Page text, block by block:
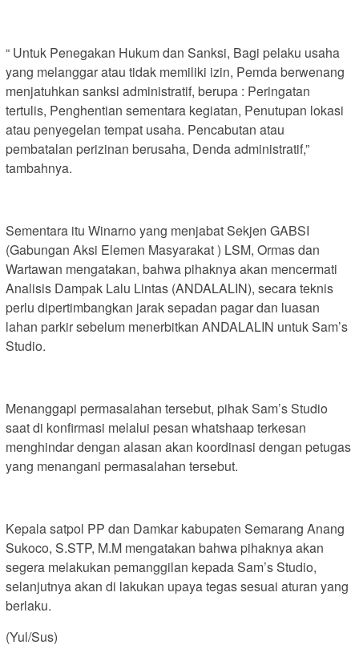
“ Untuk Penegakan Hukum dan Sanksi, Bagi pelaku usaha
yang melanggar atau tidak memiliki izin, Pemda berwenang
menjatuhkan sanksi administratif, berupa : Peringatan
tertulis, Penghentian sementara kegiatan, Penutupan lokasi
atau penyegelan tempat usaha. Pencabutan atau
pembatalan perizinan berusaha, Denda administratif,”
tambahnya.
Sementara itu Winarno yang menjabat Sekjen GABSI
(Gabungan Aksi Elemen Masyarakat ) LSM, Ormas dan
Wartawan mengatakan, bahwa pihaknya akan mencermati
Analisis Dampak Lalu Lintas (ANDALALIN), secara teknis
perlu dipertimbangkan jarak sepadan pagar dan luasan
lahan parkir sebelum menerbitkan ANDALALIN untuk Sam’s
Studio.
Menanggapi permasalahan tersebut, pihak Sam’s Studio
saat di konfirmasi melalui pesan whatshaap terkesan
menghindar dengan alasan akan koordinasi dengan petugas
yang menangani permasalahan tersebut.
Kepala satpol PP dan Damkar kabupaten Semarang Anang
Sukoco, S.STP, M.M mengatakan bahwa pihaknya akan
segera melakukan pemanggilan kepada Sam’s Studio,
selanjutnya akan di lakukan upaya tegas sesuai aturan yang
berlaku.
(Yul/Sus)